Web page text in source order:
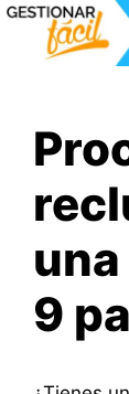
Saltar
9